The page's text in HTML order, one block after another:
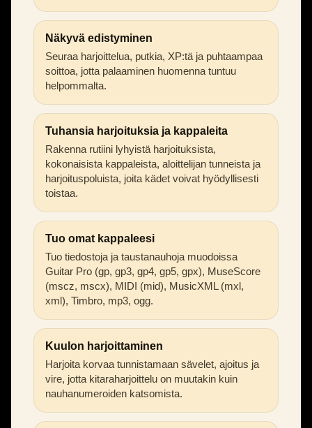
Näkyvä edistyminen
Seuraa harjoittelua, putkia, XP:tä ja puhtaampaa
soittoa, jotta palaaminen huomenna tuntuu
helpommalta.
Tuhansia harjoituksia ja kappaleita
Rakenna rutiini lyhyistä harjoituksista,
kokonaisista kappaleista, aloittelijan tunneista ja
harjoituspoluista, joita kädet voivat hyödyllisesti
toistaa.
Tuo omat kappaleesi
Tuo tiedostoja ja taustanauhoja muodoissa
Guitar Pro (gp, gp3, gp4, gp5, gpx), MuseScore
(mscz, mscx), MIDI (mid), MusicXML (mxl,
xml), Timbro, mp3, ogg.
Kuulon harjoittaminen
Harjoita korvaa tunnistamaan sävelet, ajoitus ja
vire, jotta kitaraharjoittelu on muutakin kuin
nauhanumeroiden katsomista.